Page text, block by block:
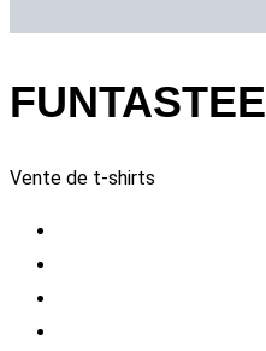
FUNTASTEE
Vente de t-shirts